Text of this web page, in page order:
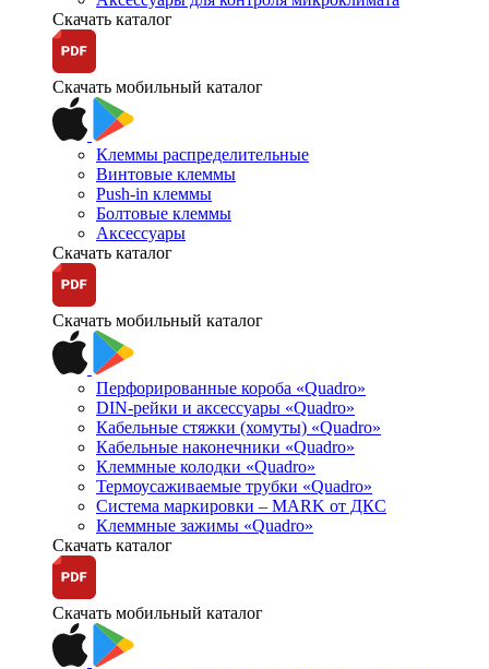
Скачать каталог
Скачать мобильный каталог
Клеммы распределительные
Винтовые клеммы
Push-in клеммы
Болтовые клеммы
Аксессуары
Скачать каталог
Скачать мобильный каталог
Перфорированные короба «Quadro»
DIN-рейки и аксессуары «Quadro»
Кабельные стяжки (хомуты) «Quadro»
Кабельные наконечники «Quadro»
Клеммные колодки «Quadro»
Термоусаживаемые трубки «Quadro»
Система маркировки – MARK от ДКС
Клеммные зажимы «Quadro»
Скачать каталог
Скачать мобильный каталог